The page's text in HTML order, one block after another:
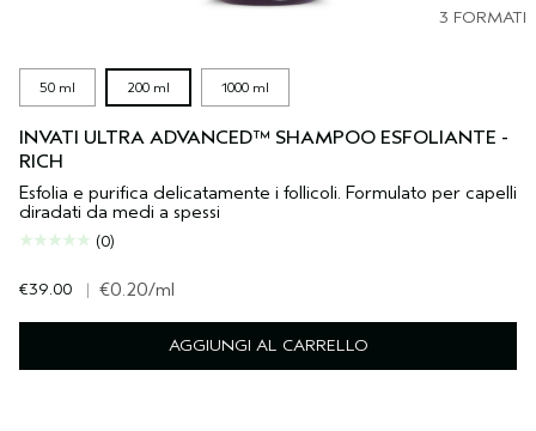
3 FORMATI
50 ml 200 ml 1000 ml
INVATI ULTRA ADVANCED™ SHAMPOO ESFOLIANTE -
RICH
Esfolia e purifica delicatamente i follicoli. Formulato per capelli
diradati da medi a spessi
(0)
€39.00 | €0.20/ml
AGGIUNGI AL CARRELLO